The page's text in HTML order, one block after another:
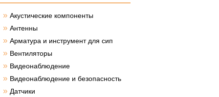
» Акустические компоненты
» Антенны
» Арматура и инструмент для сип
» Вентиляторы
» Видеонаблюдение
» Видеонаблюдение и безопасность
» Датчики